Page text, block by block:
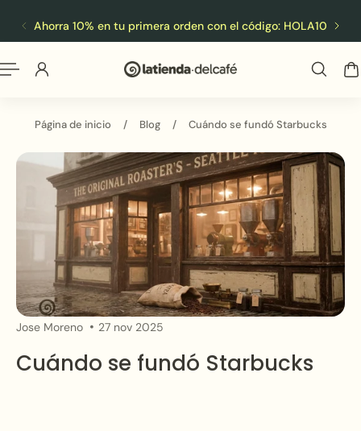
contenido
Ahorra 10% en tu primera orden con el código: HOLA10
Página de inicio / Blog / Cuándo se fundó Starbucks
Jose Moreno 27 nov 2025
Cuándo se fundó Starbucks